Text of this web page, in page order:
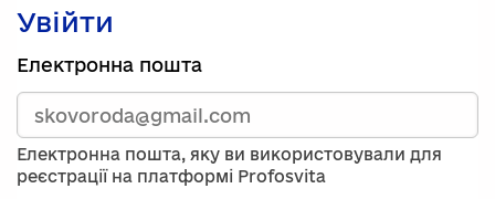
Увійти
Зареєструйтесь,
використавши
електронну
адресу
та
пароль.
Якщо
Електронна пошта
Електронна пошта, яку ви використовували для
реєстрації на платформі Profosvita